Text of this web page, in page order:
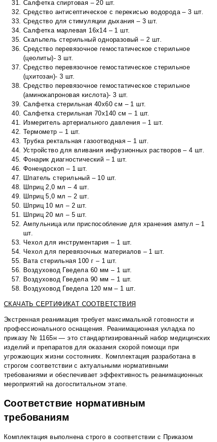
Салфетка спиртовая – 20 шт.
Средство антисептическое с перекисью водорода – 3 шт.
Средство для стимуляции дыхания – 3 шт.
Салфетка марлевая 16х14 – 1 шт.
Скальпель стерильный одноразовый – 2 шт.
Средство перевязочное гемостатическое стерильное
(цеолиты)- 3 шт.
Средство перевязочное гемостатическое стерильное
(цхитозан)- 3 шт.
Средство перевязочное гемостатическое стерильное
(аминокапроновая кислота)- 3 шт.
Салфетка стерильная 40х60 см – 1 шт.
Салфетка стерильная 70х140 см – 1 шт.
Измеритель артериального давления – 1 шт.
Термометр – 1 шт.
Трубка ректальная газоотводная – 1 шт.
Устройство для вливания инфузионных растворов – 4 шт.
Фонарик диагностический – 1 шт.
Фонендоскоп – 1 шт.
Шпатель стерильный – 10 шт.
Шприц 2,0 мл – 4 шт.
Шприц 5,0 мл – 2 шт.
Шприц 10 мл – 2 шт.
Шприц 20 мл – 5 шт.
Ампульница или приспособление для хранения ампул – 1
шт.
Чехол для инструментария – 1 шт.
Чехол для перевязочных материалов – 1 шт.
Вата стерильная 100 г – 1 шт.
Воздуховод Гведела 60 мм – 1 шт.
Воздуховод Гведела 90 мм – 1 шт.
Воздуховод Гведела 120 мм – 1 шт.
СКАЧАТЬ СЕРТИФИКАТ СООТВЕТСТВИЯ
Экстренная реанимация требует максимальной готовности и
профессионального оснащения. Реанимационная укладка по
приказу № 1165н — это стандартизированный набор медицинских
изделий и препаратов для оказания скорой помощи при
угрожающих жизни состояниях. Комплектация разработана в
строгом соответствии с актуальными нормативными
требованиями и обеспечивает эффективность реанимационных
мероприятий на догоспитальном этапе.
Соответствие нормативным
требованиям
Комплектация выполнена строго в соответствии с Приказом